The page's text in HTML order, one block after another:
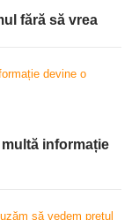
fără să vrea
informație